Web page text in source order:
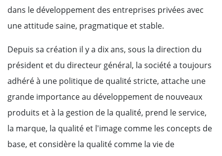
dans le développement des entreprises privées avec
une attitude saine, pragmatique et stable.
Depuis sa création il y a dix ans, sous la direction du
président et du directeur général, la société a toujours
adhéré à une politique de qualité stricte, attache une
grande importance au développement de nouveaux
produits et à la gestion de la qualité, prend le service,
la marque, la qualité et l'image comme les concepts de
base, et considère la qualité comme la vie de